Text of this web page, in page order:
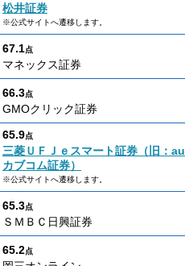
松井証券
※公式サイトへ遷移します。
67.1点
マネックス証券
66.3点
GMOクリック証券
65.9点
三菱ＵＦＪｅスマート証券（旧：au
カブコム証券）
※公式サイトへ遷移します。
65.3点
ＳＭＢＣ日興証券
65.2点